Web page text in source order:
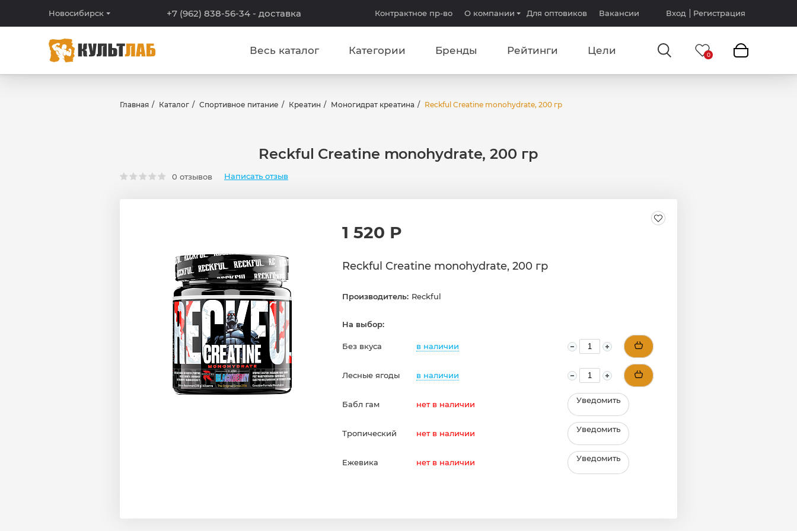
Новосибирск +7 (962) 838-56-34 - доставка Контрактное пр-во О компании Для оптовиков Вакансии Вход Регистрация
Весь каталог Категории Бренды Рейтинги Цели
Главная Каталог Спортивное питание Креатин Моногидрат креатина Reckful Creatine monohydrate, 200 гр
Reckful Creatine monohydrate, 200 гр
0 отзывов Написать отзыв
1 520 Р
Reckful Creatine monohydrate, 200 гр
Производитель: Reckful
На выбор:
Без вкуса в наличии
Лесные ягоды в наличии
Бабл гам нет в наличии Уведомить
Тропический нет в наличии Уведомить
Ежевика нет в наличии Уведомить